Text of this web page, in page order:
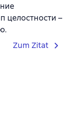
целостности –
Zum Zitat